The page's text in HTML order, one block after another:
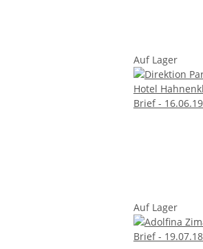
Auf Lager
Auf Lager